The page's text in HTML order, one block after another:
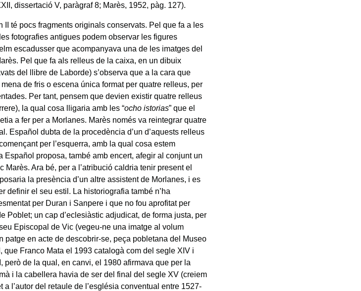
dissertació V, paràgraf 8; Marès, 1952, pàg. 127).
II té pocs fragments originals conservats. Pel que fa a les
fotografies antigues podem observar les figures
escadusser que acompanyava una de les imatges del
Pel que fa als relleus de la caixa, en un dibuix
del llibre de Laborde) s’observa que a la cara que
de fris o escena única format per quatre relleus, per
Per tant, pensem que devien existir quatre relleus
la qual cosa lligaria amb les “ocho istorias” que el
a fer per a Morlanes. Marès només va reintegrar quatre
Español dubta de la procedència d’un d’aquests relleus
per l’esquerra, amb la qual cosa estem
Español proposa, també amb encert, afegir al conjunt un
Ara bé, per a l’atribució caldria tenir present el
la presència d’un altre assistent de Morlanes, i es
definir el seu estil. La historiografia també n’ha
per Duran i Sanpere i que no fou aprofitat per
Poblet; un cap d’eclesiàstic adjudicat, de forma justa, per
Episcopal de Vic (vegeu-ne una imatge al volum
patge en acte de descobrir-se, peça pobletana del Museo
Franco Mata el 1993 catalogà com del segle XIV i
però de la qual, en canvi, el 1980 afirmava que per la
i la cabellera havia de ser del final del segle XV (creiem
a l’autor del retaule de l’església conventual entre 1527-